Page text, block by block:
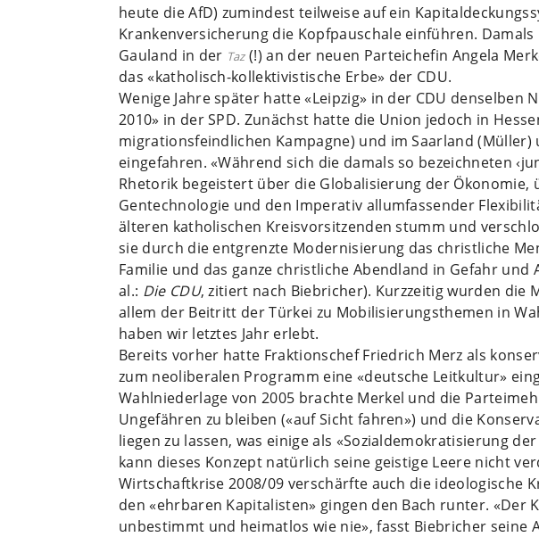
heute die AfD) zumindest teilweise auf ein
Krankenversicherung die Kopfpauschale einführen.
Gauland in der Taz(!) an der neuen Parteichefin Angela
das «katholisch-kollektivistische Erbe» der CDU.
Wenige Jahre später hatte «Leipzig» in der CDU denselben
2010» in der SPD. Zunächst hatte die Union jedoch in
migrationsfeindlichen Kampagne) und im Saarland (Müller)
eingefahren. «Während sich die damals so bezeichneten
Rhetorik begeistert über die Globalisierung der Ökonomie,
Gentechnologie und den Imperativ allumfassender
älteren katholischen Kreisvorsitzenden stumm und
sie durch die entgrenzte Modernisierung das christliche
Familie und das ganze christliche Abendland in Gefahr und
al.: Die CDU, zitiert nach Biebricher). Kurzzeitig wurden die
allem der Beitritt der Türkei zu Mobilisierungsthemen in
haben wir letztes Jahr erlebt.
Bereits vorher hatte Fraktionschef Friedrich Merz als
zum neoliberalen Programm eine «deutsche Leitkultur»
Wahlniederlage von 2005 brachte Merkel und die
Ungefähren zu bleiben («auf Sicht fahren») und die
liegen zu lassen, was einige als «Sozialdemokratisierung
kann dieses Konzept natürlich seine geistige Leere nicht
Wirtschaftkrise 2008/09 verschärfte auch die ideologische
den «ehrbaren Kapitalisten» gingen den Bach runter. «Der
unbestimmt und heimatlos wie nie», fasst Biebricher seine